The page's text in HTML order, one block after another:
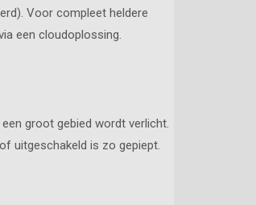
Voor compleet heldere
een cloudoplossing.
groot gebied wordt verlicht.
uitgeschakeld is zo gepiept.